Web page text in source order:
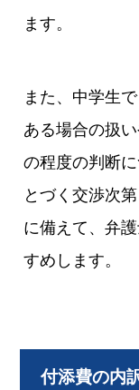
ます。
また、中学生
ある場合の扱
の程度の判断
とづく交渉次
に備えて、弁
すめします。
付添費の内